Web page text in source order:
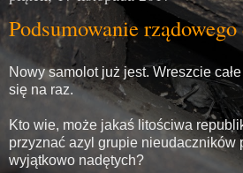
Podsumowanie
Nowy samolot już jest. Wreszcie
się na raz.
Kto wie, może jakaś litościwa
przyznać azyl grupie nieudaczników
wyjątkowo nadętych?